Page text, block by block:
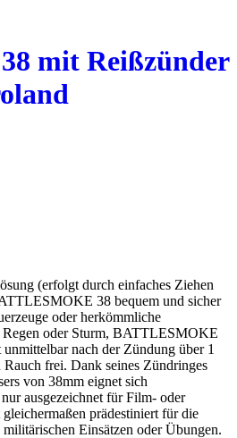
mit Reißzünder
(erfolgt durch einfaches Ziehen
38 bequem und sicher
oder herkömmliche
oder Sturm, BATTLESMOKE
nach der Zündung über 1
frei. Dank seines Zündringes
von 38mm eignet sich
ausgezeichnet für Film- oder
prädestiniert für die
Einsätzen oder Übungen.